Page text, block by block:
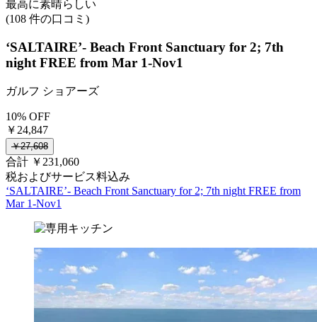
最高に素晴らしい
(108 件の口コミ)
‘SALTAIRE’- Beach Front Sanctuary for 2; 7th
night FREE from Mar 1-Nov1
ガルフ ショアーズ
10% OFF
￥24,847
￥27,608
合計 ￥231,060
税およびサービス料込み
‘SALTAIRE’- Beach Front Sanctuary for 2; 7th night FREE from
Mar 1-Nov1